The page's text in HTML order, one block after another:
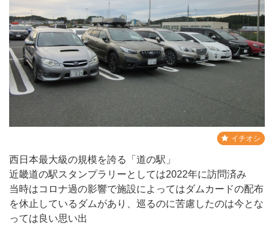
イチオシ
西日本最大級の規模を誇る「道の駅」
近畿道の駅スタンプラリーとしては2022年に訪問済み
当時はコロナ過の影響で施設によってはダムカードの配布
を休止しているダムがあり、巡るのに苦慮したのは今とな
っては良い思い出